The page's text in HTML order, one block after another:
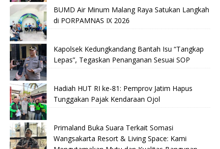
BUMD Air Minum Malang Raya Satukan Langkah
di PORPAMNAS IX 2026
Kapolsek Kedungkandang Bantah Isu “Tangkap
Lepas”, Tegaskan Penanganan Sesuai SOP
Hadiah HUT RI ke-81: Pemprov Jatim Hapus
Tunggakan Pajak Kendaraan Ojol
Primaland Buka Suara Terkait Somasi
Wangsakarta Resort & Living Space: Kami